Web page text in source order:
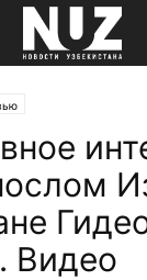
Видео